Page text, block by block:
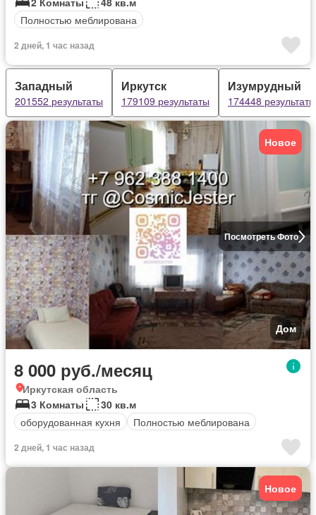
Полностью меблирована
2 дней, 1 час назад
Западный
201552 результаты
Иркутск
179109 результаты
Изумрудный
174448 результаты
Посмотреть Фото
Новое
Дом
8 000 руб./месяц
Иркутская область
3 Комнаты
30 кв.м
оборудованная кухня
Полностью меблирована
2 дней, 1 час назад
Новое